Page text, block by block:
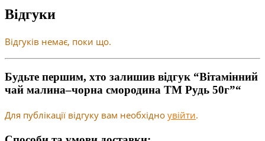
Відгуки
Відгуків немає, поки що.
Будьте першим, хто залишив відгук “Вітамінний
чай малина–чорна смородина ТМ Рудь 50г”“
Для публікації відгуку вам необхідно увійти.